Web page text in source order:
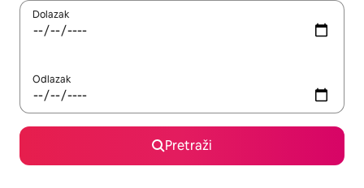
Dolazak
Odlazak
Pretraži